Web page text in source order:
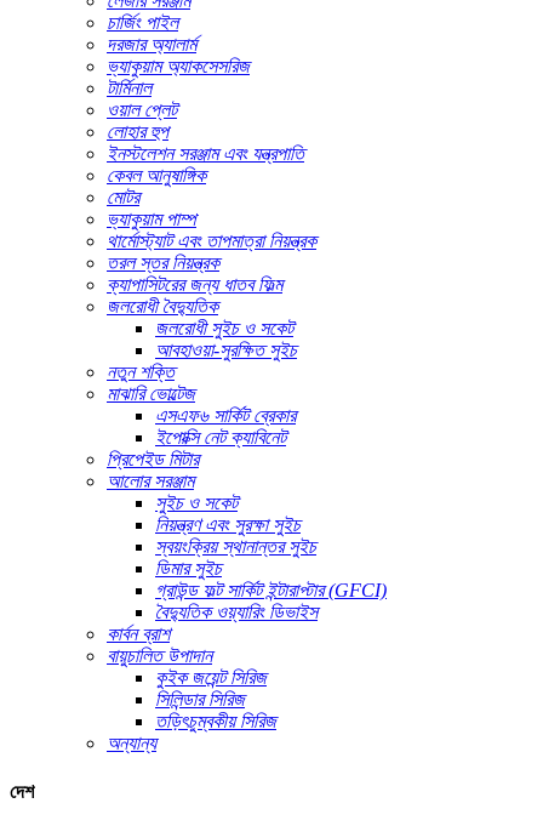
চার্জিং পাইল
দরজার অ্যালার্ম
ভ্যাকুয়াম অ্যাকসেসরিজ
টার্মিনাল
ওয়াল প্লেট
লোহার হুপ
ইনস্টলেশন সরঞ্জাম এবং যন্ত্রপাতি
কেবল আনুষাঙ্গিক
মোটর
ভ্যাকুয়াম পাম্প
থার্মোস্ট্যাট এবং তাপমাত্রা নিয়ন্ত্রক
তরল স্তর নিয়ন্ত্রক
ক্যাপাসিটরের জন্য ধাতব ফিল্ম
জলরোধী বৈদ্যুতিক
জলরোধী সুইচ ও সকেট
আবহাওয়া-সুরক্ষিত সুইচ
নতুন শক্তি
মাঝারি ভোল্টেজ
এসএফ৬ সার্কিট ব্রেকার
ইপোক্সি নেট ক্যাবিনেট
প্রিপেইড মিটার
আলোর সরঞ্জাম
সুইচ ও সকেট
নিয়ন্ত্রণ এবং সুরক্ষা সুইচ
স্বয়ংক্রিয় স্থানান্তর সুইচ
ডিমার সুইচ
গ্রাউন্ড ফল্ট সার্কিট ইন্টারাপ্টার (GFCI)
বৈদ্যুতিক ওয়্যারিং ডিভাইস
কার্বন ব্রাশ
বায়ুচালিত উপাদান
কুইক জয়েন্ট সিরিজ
সিলিন্ডার সিরিজ
তড়িৎচুম্বকীয় সিরিজ
অন্যান্য
দেশ